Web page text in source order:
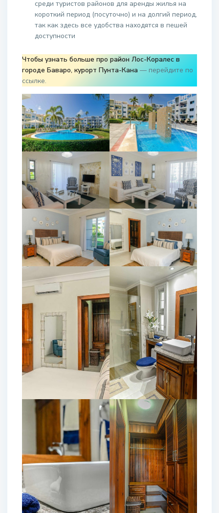
среди туристов районов для аренды жилья на
короткий период (посуточно) и на долгий период,
так как здесь все удобства находятся в пешей
доступности
Чтобы узнать больше про район Лос-Коралес в
городе Баваро, курорт Пунта-Кана — перейдите по
ссылке.